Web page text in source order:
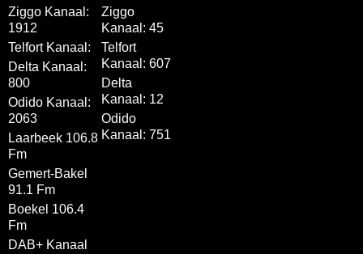
Ziggo Kanaal:
1912
Telfort Kanaal:
Delta Kanaal:
800
Odido Kanaal:
2063
Laarbeek 106.8
Fm
Gemert-Bakel
91.1 Fm
Boekel 106.4
Fm
DAB+ Kanaal
Ziggo
Kanaal: 45
Telfort
Kanaal: 607
Delta
Kanaal: 12
Odido
Kanaal: 751